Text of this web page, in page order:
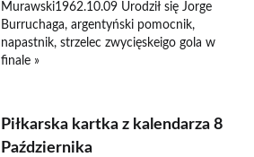
Murawski1962.10.09 Urodził się Jorge
Burruchaga, argentyński pomocnik,
napastnik, strzelec zwycięskeigo gola w
finale »
Piłkarska kartka z kalendarza 8
Października